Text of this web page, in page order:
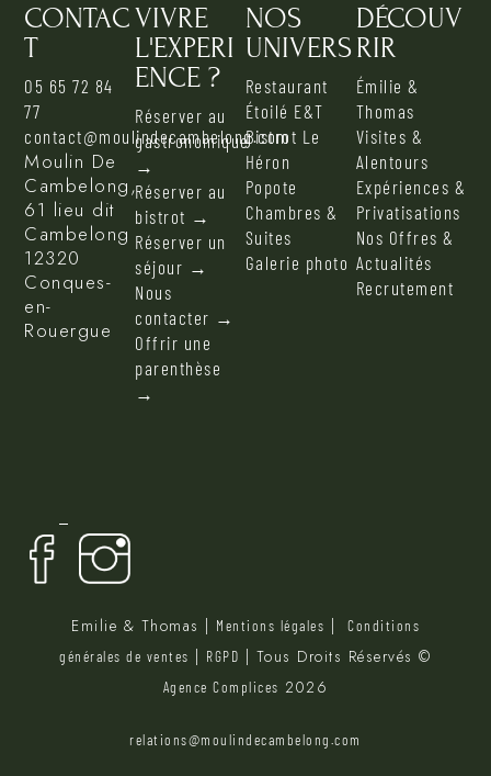
CONTAC
T
05 65 72 84
77
contact@moulindecambelong.com
Moulin De
Cambelong,
61 lieu dit
Cambelong
12320
Conques-
en-
Rouergue
VIVRE
L'EXPERI
ENCE ?
Réserver au
gastronomique
→
Réserver au
bistrot →
Réserver un
séjour →
Nous
contacter →
Offrir une
parenthèse
→
NOS
UNIVERS
Restaurant
Étoilé E&T
Bistrot Le
Héron
Popote
Chambres &
Suites
Galerie photo
DÉCOUV
RIR
Émilie &
Thomas
Visites &
Alentours
Expériences &
Privatisations
Nos Offres &
Actualités
Recrutement
Emilie & Thomas | Mentions légales | Conditions
générales de ventes | RGPD | Tous Droits Réservés ©
Agence Complices 2026
relations@moulindecambelong.com